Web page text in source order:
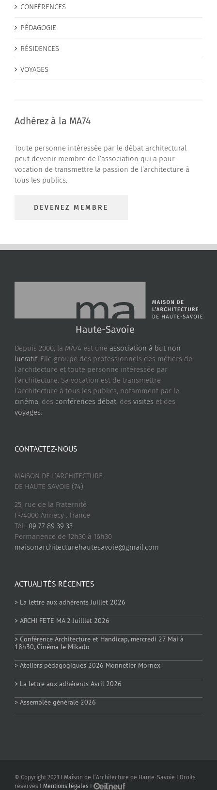
CONFÉRENCES
PÉDAGOGIE
RÉSIDENCES
VOYAGES
Adhérez à la MA74
Toute personne intéressée par le débat architectural
peut devenir membre de l’association qui a pour
vocation de transmettre la passion de l’architecture à
tous les publics.
DEVENEZ MEMBRE
Depuis 2000, la MA74 est une association à but non
lucratif. Elle groupe des professionnels des métiers de
l’architecture et toute personne intéressée par
l’architecture. Sa vocation est de transmettre
l’architecture à tous les publics, notamment par le
cinéma, des conférences débat, des visites et des
voyages.
ACTUALITÉS RÉCENTES
> La lettre aux adhérents Juillet 2026
> ARCHI FETE MA 2 Juilllet 2026
> Conférence Architecture et Handicap, mercredi 27 Mai à
18h30, Cinéma le Mikado
> Ateliers pédagogiques 2026 Monnetier Mornex
> La lettre aux adhérents Avril 2026
> Assemblée générale 2026
CONTACTEZ-NOUS
MAISON DE L’ARCHITECTURE
DE HAUTE SAVOIE (74)
25, rue de la Fraternité
F-74000 Annecy . France
Tél : 09 77 89 39 33
Permanence de 12h30 à 16h30
maisonarchitecturehautesavoie@gmail.com
© Copyright 2021 I Maison de l’Architecture de Haute-Savoie I Droits
réservés I Mentions légales